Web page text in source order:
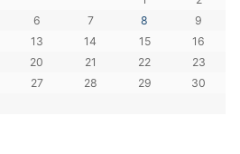
6 7 8
9
13 14 15
16
20 21 22
23
27 28 29
30